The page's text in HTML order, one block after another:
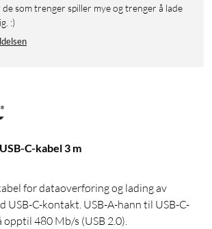
:)
C-kabel 3 m
for dataoverføring og lading av
USB-C-kontakt. USB-A-hann til USB-C-
opptil 480 Mb/s (USB 2.0).